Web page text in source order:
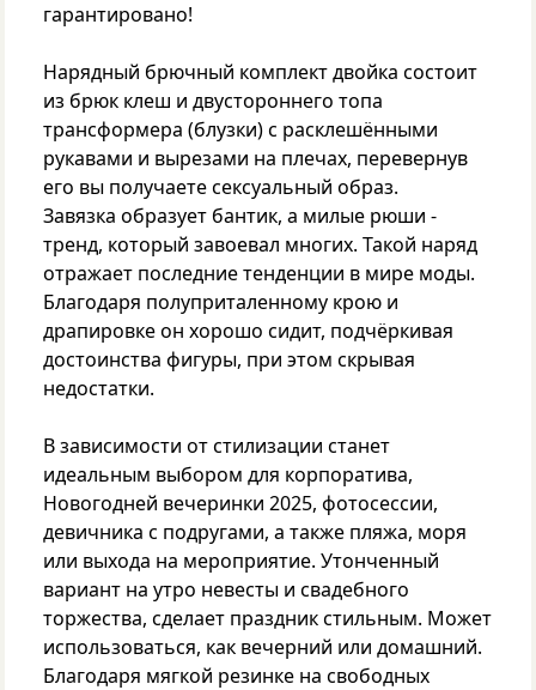
гарантировано!
Нарядный брючный комплект двойка состоит
из брюк клеш и двустороннего топа
трансформера (блузки) с расклешёнными
рукавами и вырезами на плечах, перевернув
его вы получаете сексуальный образ.
Завязка образует бантик, а милые рюши -
тренд, который завоевал многих. Такой наряд
отражает последние тенденции в мире моды.
Благодаря полуприталенному крою и
драпировке он хорошо сидит, подчёркивая
достоинства фигуры, при этом скрывая
недостатки.
В зависимости от стилизации станет
идеальным выбором для корпоратива,
Новогодней вечеринки 2025, фотосессии,
девичника с подругами, а также пляжа, моря
или выхода на мероприятие. Утонченный
вариант на утро невесты и свадебного
торжества, сделает праздник стильным. Может
использоваться, как вечерний или домашний.
Благодаря мягкой резинке на свободных